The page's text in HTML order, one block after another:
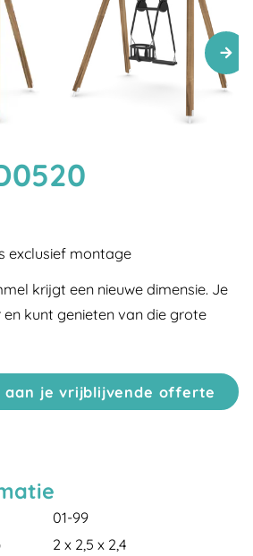
exclusief montage
krijgt een nieuwe dimensie. Je
kunt genieten van die grote
aan je vrijblijvende offerte
01-99
2 x 2,5 x 2,4